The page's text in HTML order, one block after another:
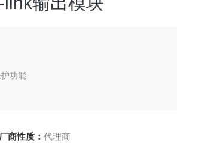
功能
厂商性质： 代理商